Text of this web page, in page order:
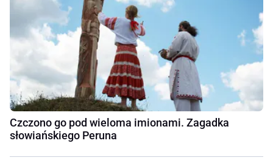
Czczono go pod wieloma imionami. Zagadka
słowiańskiego Peruna